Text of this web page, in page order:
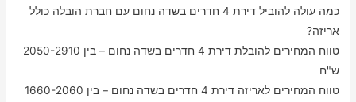
כמה עולה להוביל דירת 4 חדרים בשדה נחום עם חברת הובלה כולל
אריזה?
טווח המחירים להובלת דירת 4 חדרים בשדה נחום – בין 2050-2910
ש"ח
טווח המחירים לאריזה דירת 4 חדרים בשדה נחום – בין 1660-2060